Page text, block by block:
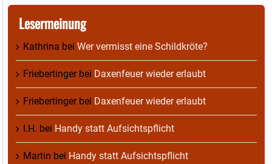
Lesermeinung
Kathrina bei Wer vermisst eine Schildkröte?
Friebertingerbei Daxenfeuer wieder erlaubt
Friebertingerbei Daxenfeuer wieder erlaubt
I.H. bei Handy statt Aufsichtspflicht
Martin bei Handy statt Aufsichtspflicht